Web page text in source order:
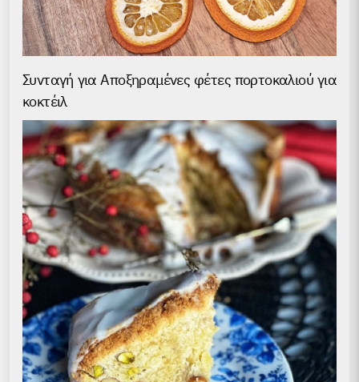
Συνταγή για Аποξηραμένες φέτες πορτοκαλιού για
κοκτέιλ